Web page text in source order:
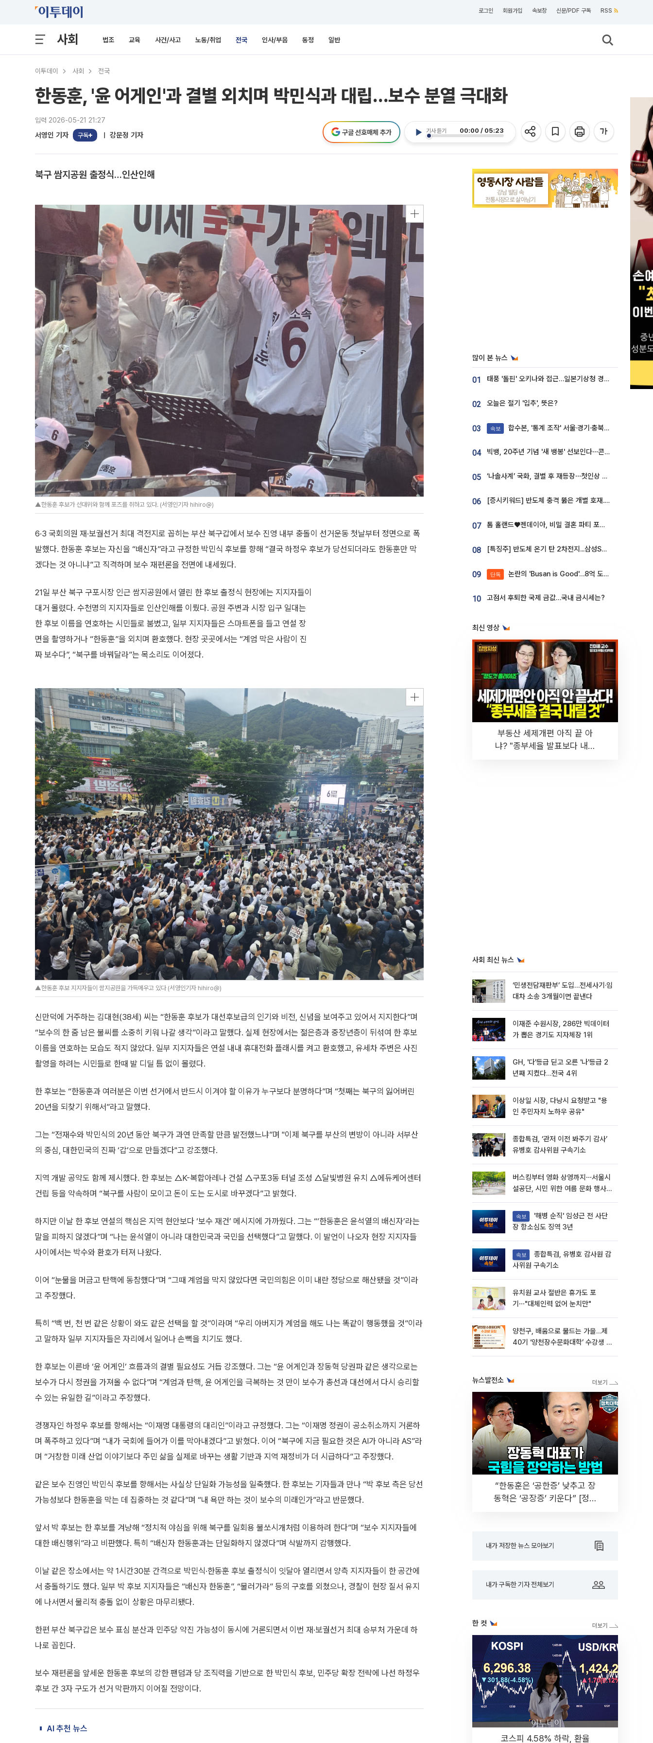
로그인 회원가입 속보창 신문/PDF 구독 RSS
사회 법조 교육 사건/사고 노동/취업 전국 인사/부음 동정 일반
이투데이 사회 전국
한동훈, '윤 어게인'과 결별 외치며 박민식과 대립…보수 분열 극대화
입력 2026-05-21 21:27
서영인 기자 구독 강문정 기자 기사 듣기 00:00 / 05:23
구글 선호매체 추가
북구 쌈지공원 출정식…인산인해
▲한동훈 후보가 선대위와 함께 포즈를 취하고 있다. (서영인기자 hihiro@)
6·3 국회의원 재·보궐선거 최대 격전지로 꼽히는 부산 북구갑에서 보수 진영 내부 충돌이 선거운동 첫날부터 정면으로 폭
발했다. 한동훈 후보는 자신을 “배신자”라고 규정한 박민식 후보를 향해 “결국 하정우 후보가 당선되더라도 한동훈만 막
겠다는 것 아니냐”고 직격하며 보수 재편론을 전면에 내세웠다.
21일 부산 북구 구포시장 인근 쌈지공원에서 열린 한 후보 출정식 현장에는 지지자들이
대거 몰렸다. 수천명의 지지자들로 인산인해를 이뤘다. 공원 주변과 시장 입구 일대는
한 후보 이름을 연호하는 시민들로 붐볐고, 일부 지지자들은 스마트폰을 들고 연설 장
면을 촬영하거나 “한동훈”을 외치며 환호했다. 현장 곳곳에서는 “계엄 막은 사람이 진
짜 보수다”, “북구를 바꿔달라”는 목소리도 이어졌다.
▲한동훈 후보 지지자들이 쌈지공원을 가득메우고 있다 (서영인기자 hihiro@)
신만덕에 거주하는 김대현(38세) 씨는 “한동훈 후보가 대선후보급의 인기와 비전, 신념을 보여주고 있어서 지지한다”며
“보수의 한 줌 남은 불씨를 소중히 키워 나갈 생각”이라고 말했다. 실제 현장에서는 젊은층과 중장년층이 뒤섞여 한 후보
이름을 연호하는 모습도 적지 않았다. 일부 지지자들은 연설 내내 휴대전화 플래시를 켜고 환호했고, 유세차 주변은 사진
촬영을 하려는 시민들로 한때 발 디딜 틈 없이 몰렸다.
한 후보는 “한동훈과 여러분은 이번 선거에서 반드시 이겨야 할 이유가 누구보다 분명하다”며 “첫째는 북구의 잃어버린
20년을 되찾기 위해서”라고 말했다.
그는 “전재수와 박민식의 20년 동안 북구가 과연 만족할 만큼 발전했느냐”며 "이제 북구를 부산의 변방이 아니라 서부산
의 중심, 대한민국의 진짜 ‘갑’으로 만들겠다"고 강조했다.
지역 개발 공약도 함께 제시했다. 한 후보는 △K-복합아레나 건설 △구포3동 터널 조성 △달빛병원 유치 △에듀케어센터
건립 등을 약속하며 “북구를 사람이 모이고 돈이 도는 도시로 바꾸겠다”고 밝혔다.
하지만 이날 한 후보 연설의 핵심은 지역 현안보다 ‘보수 재건’ 메시지에 가까웠다. 그는 “‘한동훈은 윤석열의 배신자’라는
말을 피하지 않겠다”며 “나는 윤석열이 아니라 대한민국과 국민을 선택했다”고 말했다. 이 발언이 나오자 현장 지지자들
사이에서는 박수와 환호가 터져 나왔다.
이어 “눈물을 머금고 탄핵에 동참했다”며 “그때 계엄을 막지 않았다면 국민의힘은 이미 내란 정당으로 해산됐을 것”이라
고 주장했다.
특히 “백 번, 천 번 같은 상황이 와도 같은 선택을 할 것”이라며 “우리 아버지가 계엄을 해도 나는 똑같이 행동했을 것”이라
고 말하자 일부 지지자들은 자리에서 일어나 손뼉을 치기도 했다.
한 후보는 이른바 ‘윤 어게인’ 흐름과의 결별 필요성도 거듭 강조했다. 그는 “윤 어게인과 장동혁 당권파 같은 생각으로는
보수가 다시 정권을 가져올 수 없다”며 “계엄과 탄핵, 윤 어게인을 극복하는 것 만이 보수가 총선과 대선에서 다시 승리할
수 있는 유일한 길”이라고 주장했다.
경쟁자인 하정우 후보를 향해서는 “이재명 대통령의 대리인”이라고 규정했다. 그는 “이재명 정권이 공소취소까지 거론하
며 폭주하고 있다”며 “내가 국회에 들어가 이를 막아내겠다”고 밝혔다. 이어 “북구에 지금 필요한 것은 AI가 아니라 AS”라
며 “거창한 미래 산업 이야기보다 주민 삶을 실제로 바꾸는 생활 기반과 지역 재정비가 더 시급하다”고 주장했다.
같은 보수 진영인 박민식 후보를 향해서는 사실상 단일화 가능성을 일축했다. 한 후보는 기자들과 만나 “박 후보 측은 당선
가능성보다 한동훈을 막는 데 집중하는 것 같다”며 “내 욕만 하는 것이 보수의 미래인가”라고 반문했다.
앞서 박 후보는 한 후보를 겨냥해 “정치적 야심을 위해 북구를 일회용 불쏘시개처럼 이용하려 한다”며 “보수 지지자들에
대한 배신행위”라고 비판했다. 특히 “배신자 한동훈과는 단일화하지 않겠다”며 삭발까지 감행했다.
이날 같은 장소에서는 약 1시간30분 간격으로 박민식·한동훈 후보 출정식이 잇달아 열리면서 양측 지지자들이 한 공간에
서 충돌하기도 했다. 일부 박 후보 지지자들은 “배신자 한동훈”, “물러가라” 등의 구호를 외쳤으나, 경찰이 현장 질서 유지
에 나서면서 물리적 충돌 없이 상황은 마무리됐다.
한편 부산 북구갑은 보수 표심 분산과 민주당 약진 가능성이 동시에 거론되면서 이번 재·보궐선거 최대 승부처 가운데 하
나로 꼽힌다.
보수 재편론을 앞세운 한동훈 후보의 강한 팬덤과 당 조직력을 기반으로 한 박민식 후보, 민주당 확장 전략에 나선 하정우
후보 간 3자 구도가 선거 막판까지 이어질 전망이다.
AI 추천 뉴스
많이 본 뉴스
01 태풍 '돌핀' 오키나와 접근…일본기상청 경로 업데이트
02 오늘은 절기 '입추', 뜻은?
03 속보 합수본, '통계 조작' 서울·경기·충북 선관위 등 추가 압수수색
04 빅뱅, 20주년 기념 '새 뱅봉' 선보인다⋯콘서트 앞두고 팝업 개최
05 ‘나솔사계’ 국화, 결별 후 재등장⋯첫인상 투표 휩쓸고 ‘인기녀’ 등극
06 [증시키워드] 반도체 충격 뚫은 개별 호재...포스코퓨처엠·에코프로·한화솔루션 '눈길'
07 톰 홀랜드♥젠데이아, 비밀 결혼 파티 포착⋯호텔 대관비만 9억
08 [특징주] 반도체 온기 탄 2차전지...삼성SDI, 장 초반 7% 넘게 껑충
09 단독 논란의 'Busan is Good'…8억 도시브랜드, 용산 대통령실 CI 업체가 수행
10 고점서 후퇴한 국제 금값…국내 금시세는?
최신 영상
부동산 세제개편 아직 끝 아
냐? "종부세율 발표보다 내릴
사회 최신 뉴스
‘민생전담재판부’ 도입…전세사기·임
대차 소송 3개월이면 끝낸다
이재준 수원시장, 286만 빅데이터
가 뽑은 경기도 지자체장 1위
GH, '다'등급 딛고 오른 '나'등급 2
년째 지켰다…전국 4위
이상일 시장, 다낭시 요청받고 "용
인 주민자치 노하우 공유"
종합특검, ‘관저 이전 봐주기 감사’
유병호 감사위원 구속기소
버스킹부터 영화 상영까지⋯서울시
설공단, 시민 위한 여름 문화 행사
속보
장 항소심도 징역 3년
속보
사위원 구속기소
유치원 교사 절반은 휴가도 포
기⋯"대체인력 없어 눈치만"
양천구, 배움으로 물드는 가을…제
40기 ‘양천장수문화대학’ 수강생 모
뉴스발전소
“한동훈은 ‘공한증’ 낮추고 장
동혁은 ‘공장증’ 키운다” [정치
내가 저장한 뉴스 모아보기
내가 구독한 기자 전체보기
한 컷
코스피 4.58% 하락, 환율